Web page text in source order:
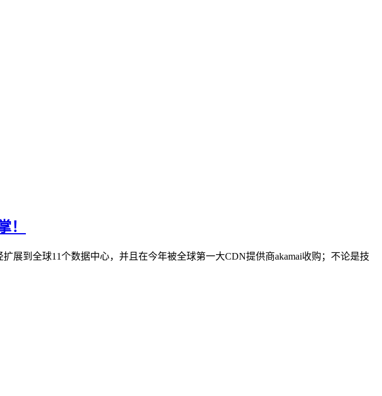
！
展到全球11个数据中心，并且在今年被全球第一大CDN提供商akamai收购；不论是技